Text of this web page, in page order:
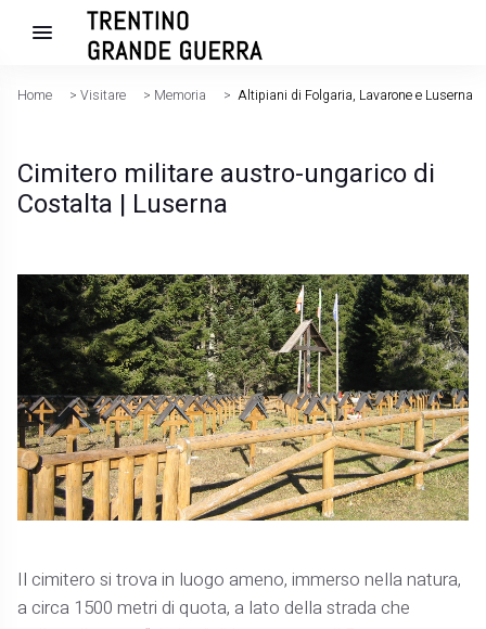
Home >Visitare > Memoria >Altipiani di Folgaria, Lavarone e Luserna
Cimitero militare austro-ungarico di
Costalta | Luserna
Il cimitero si trova in luogo ameno, immerso nella natura,
a circa 1500 metri di quota, a lato della strada che